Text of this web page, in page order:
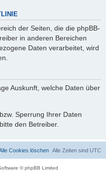
der Seiten, die die phpBB-
in anderen Bereichen
Daten verarbeitet, wird
Auskunft, welche Daten über
Sperrung Ihrer Daten
den Betreiber.
Alle Zeiten sind UTC
Cookies löschen
© phpBB Limited